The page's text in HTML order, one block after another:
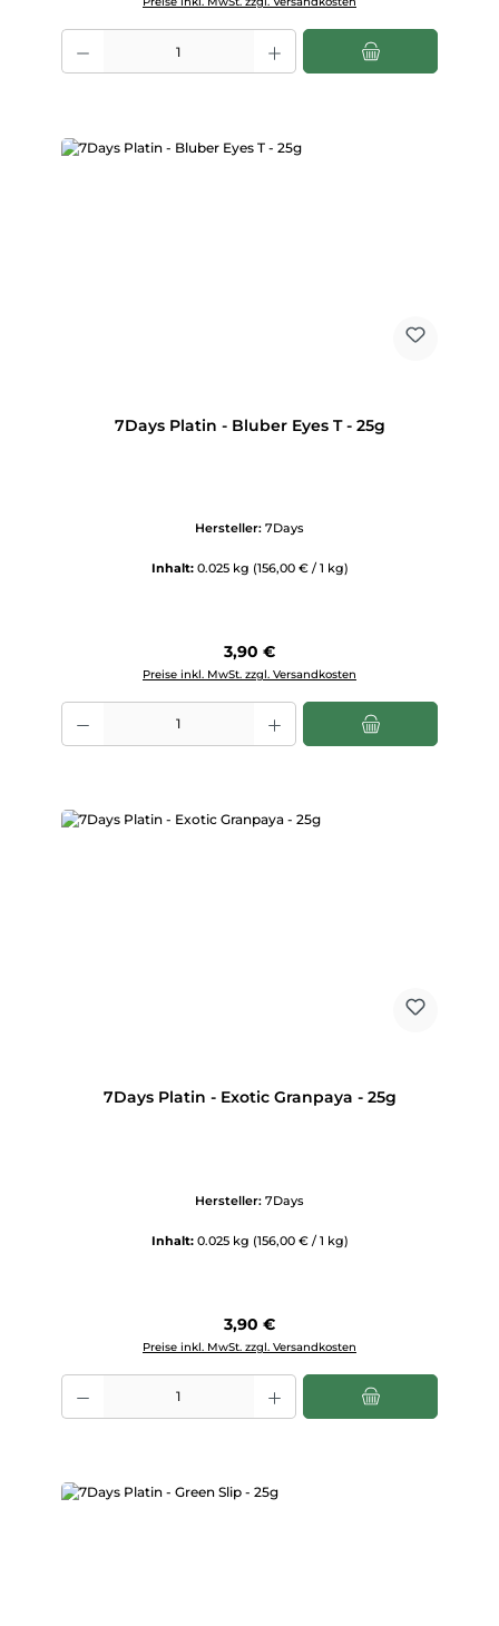
Produkt Anzahl: Gib den gewünschten Wert ein oder benutze die
7Days Platin - Bluber Eyes T - 25g
Hersteller: 7Days
Inhalt: 0.025 kg (156,00 € / 1 kg)
Regulärer Preis:
3,90 €
Preise inkl. MwSt. zzgl. Versandkosten
Produkt Anzahl: Gib den gewünschten Wert ein oder benutze die
7Days Platin - Exotic Granpaya - 25g
Hersteller: 7Days
Inhalt: 0.025 kg (156,00 € / 1 kg)
Regulärer Preis:
3,90 €
Preise inkl. MwSt. zzgl. Versandkosten
Produkt Anzahl: Gib den gewünschten Wert ein oder benutze die